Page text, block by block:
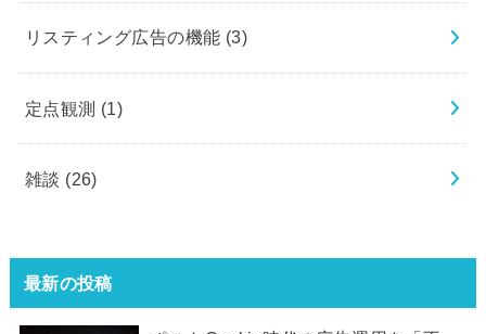
リスティング広告の機能 (3)
定点観測 (1)
雑談 (26)
最新の投稿